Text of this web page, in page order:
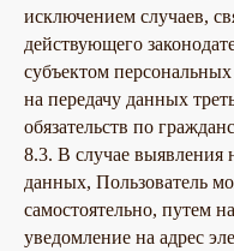
исключением случаев,
действующего
субъектом
на передачу данных
обязательств по
8.3. В случае выявления
данных, Пользователь
самостоятельно, путем
уведомление на адрес
ОГРНИП: 322246800154143
ИНН: 246200316268
ИП Калайчук А.А
Согласие на обработку персональных данных
Telegram
VK